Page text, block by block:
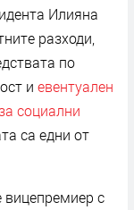
Илияна
разходи,
по
и евентуален
социални
са едни от
с